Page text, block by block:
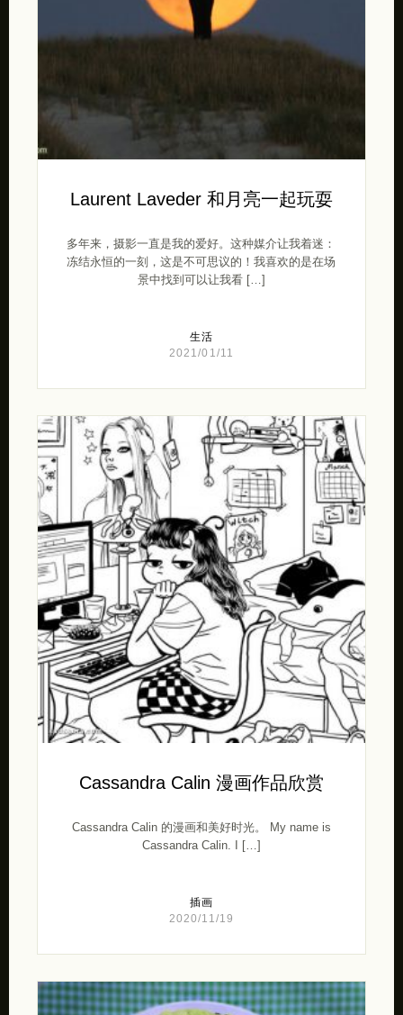
Laurent Laveder 和月亮一起玩耍
多年来，摄影一直是我的爱好。这种媒介让我着迷：
冻结永恒的一刻，这是不可思议的！我喜欢的是在场
景中找到可以让我看 […]
生活
2021/01/11
Cassandra Calin 漫画作品欣赏
Cassandra Calin 的漫画和美好时光。 My name is
Cassandra Calin. I […]
插画
2020/11/19